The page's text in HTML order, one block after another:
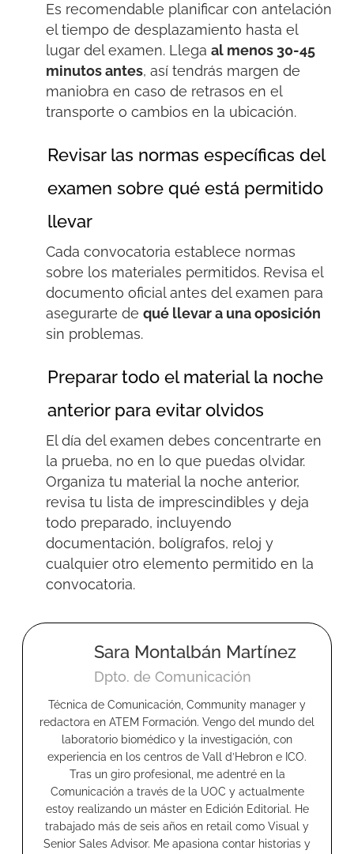
Es recomendable planificar con antelación
el tiempo de desplazamiento hasta el
lugar del examen. Llega al menos 30-45
minutos antes, así tendrás margen de
maniobra en caso de retrasos en el
transporte o cambios en la ubicación.
Revisar las normas específicas del
examen sobre qué está permitido
llevar
Cada convocatoria establece normas
sobre los materiales permitidos. Revisa el
documento oficial antes del examen para
asegurarte de qué llevar a unaoposición
sin problemas.
Preparar todo el material la noche
anterior para evitar olvidos
El día del examen debes concentrarte en
la prueba, no en lo que puedas olvidar.
Organiza tu material la noche anterior,
revisa tu lista de imprescindibles y deja
todo preparado, incluyendo
documentación, bolígrafos, reloj y
cualquier otro elemento permitido en la
convocatoria.
Sara Montalbán Martínez
Dpto. de Comunicación
Técnica de Comunicación, Community manager y
redactora en ATEM Formación. Vengo del mundo del
laboratorio biomédico y la investigación, con
experiencia en los centros de Vall d’Hebron e ICO.
Tras un giro profesional, me adentré en la
Comunicación a través de la UOC y actualmente
estoy realizando un máster en Edición Editorial. He
trabajado más de seis años en retail como Visual y
Senior Sales Advisor. Me apasiona contar historias y